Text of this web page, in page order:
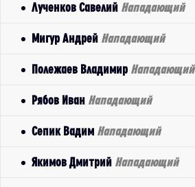
Лученков Савелий Нападающий
Мигур Андрей Нападающий
Полежаев Владимир Нападающий
Рябов Иван Нападающий
Сепик Вадим Нападающий
Якимов Дмитрий Нападающий